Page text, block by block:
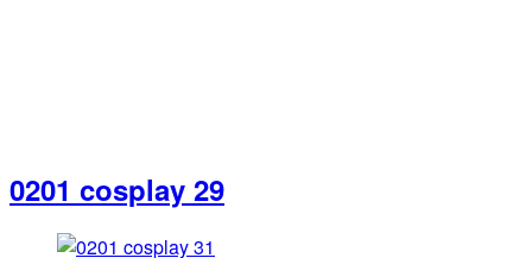
0201 cosplay 29